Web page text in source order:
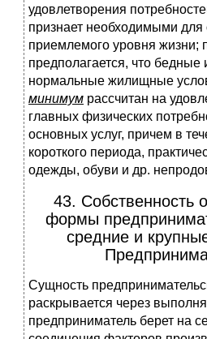
удовлетворения
признает необходимыми для
приемлемого уровня жизни;
предполагается, что
нормальные жилищные
минимум рассчитан на
главных физических
основных услуг, причем в
короткого периода,
одежды, обуви и др.
43. Собственность
формы
средние и
Сущность
раскрывается через
предприниматель берет на